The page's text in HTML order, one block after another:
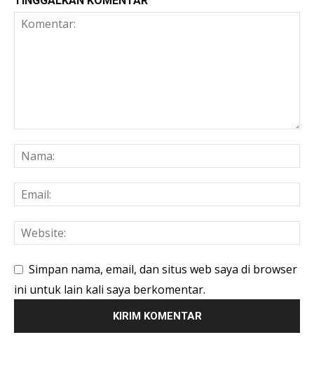
Simpan nama, email, dan situs web saya di browser
ini untuk lain kali saya berkomentar.